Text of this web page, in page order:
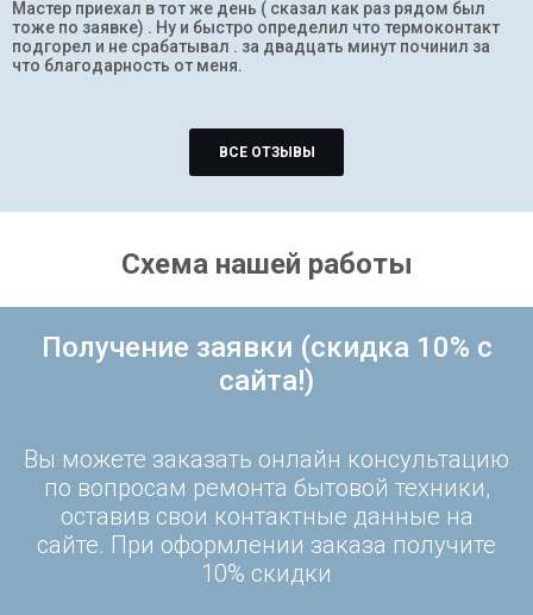
Мастер приехал в тот же день ( сказал как раз рядом был
тоже по заявке) . Ну и быстро определил что термоконтакт
подгорел и не срабатывал . за двадцать минут починил за
что благодарность от меня.
ВСЕ ОТЗЫВЫ
Схема нашей работы
Получение заявки (скидка 10% с
сайта!)
Вы можете заказать онлайн консультацию
по вопросам ремонта бытовой техники,
оставив свои контактные данные на
сайте. При оформлении заказа получите
10% скидки